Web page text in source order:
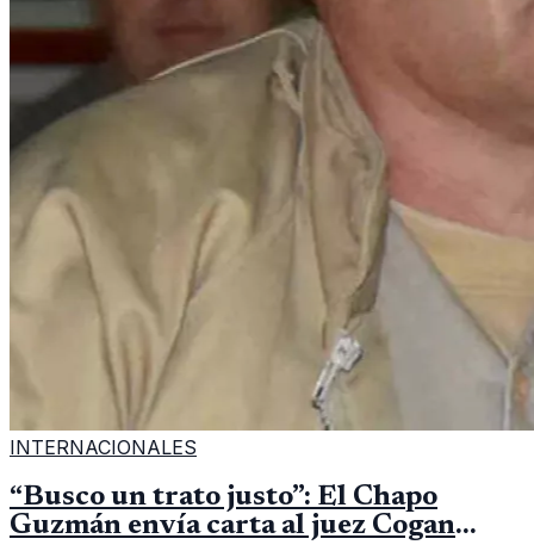
INTERNACIONALES
“Busco un trato justo”: El Chapo
Guzmán envía carta al juez Cogan